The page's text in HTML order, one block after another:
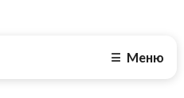
☰ Меню